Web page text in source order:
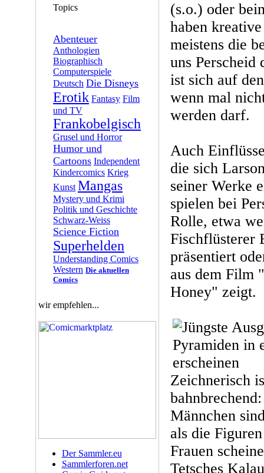
Topics
Abenteuer
Anthologien
Biographisch
Computerspiele
Deutsch Die Disneys
Erotik Fantasy Film
und TV
Frankobelgisch
Grusel und Horror
Humor und
Cartoons Independent
Kindercomics Krieg
Kunst Mangas
Mystery und Krimi
Politik und Geschichte
Schwarz-Weiss
Science Fiction
Superhelden
Understanding Comics
Western Die aktuellen
Comics
wir empfehlen...
Der Sammler.eu
Sammlerforen.net
(s.o.) oder
haben
meistens die
uns Perscheid
ist sich auf
wenn mal
werden darf.
Auch
die sich
seiner Werke
spielen bei
Rolle, etwa
Fischflüsterer
präsentiert
aus dem Film
Honey" zeigt.
Zeichnerisch
Männchen
als die
Frauen
Tetsches